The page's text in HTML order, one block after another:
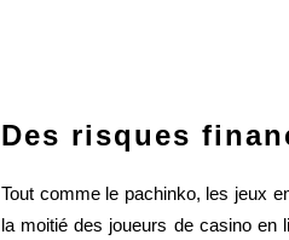
Des risques
Tout comme le pachinko, les jeux
la moitié des joueurs de casino en